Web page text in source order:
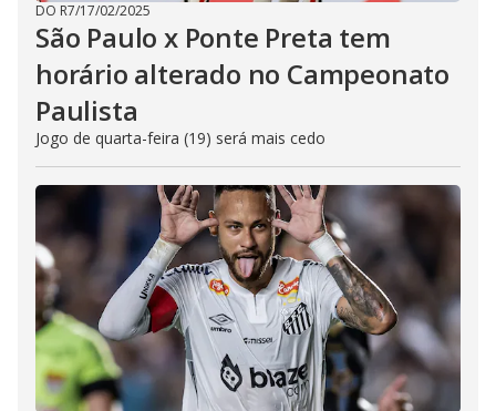
DO R7/17/02/2025
São Paulo x Ponte Preta tem
horário alterado no Campeonato
Paulista
Jogo de quarta-feira (19) será mais cedo